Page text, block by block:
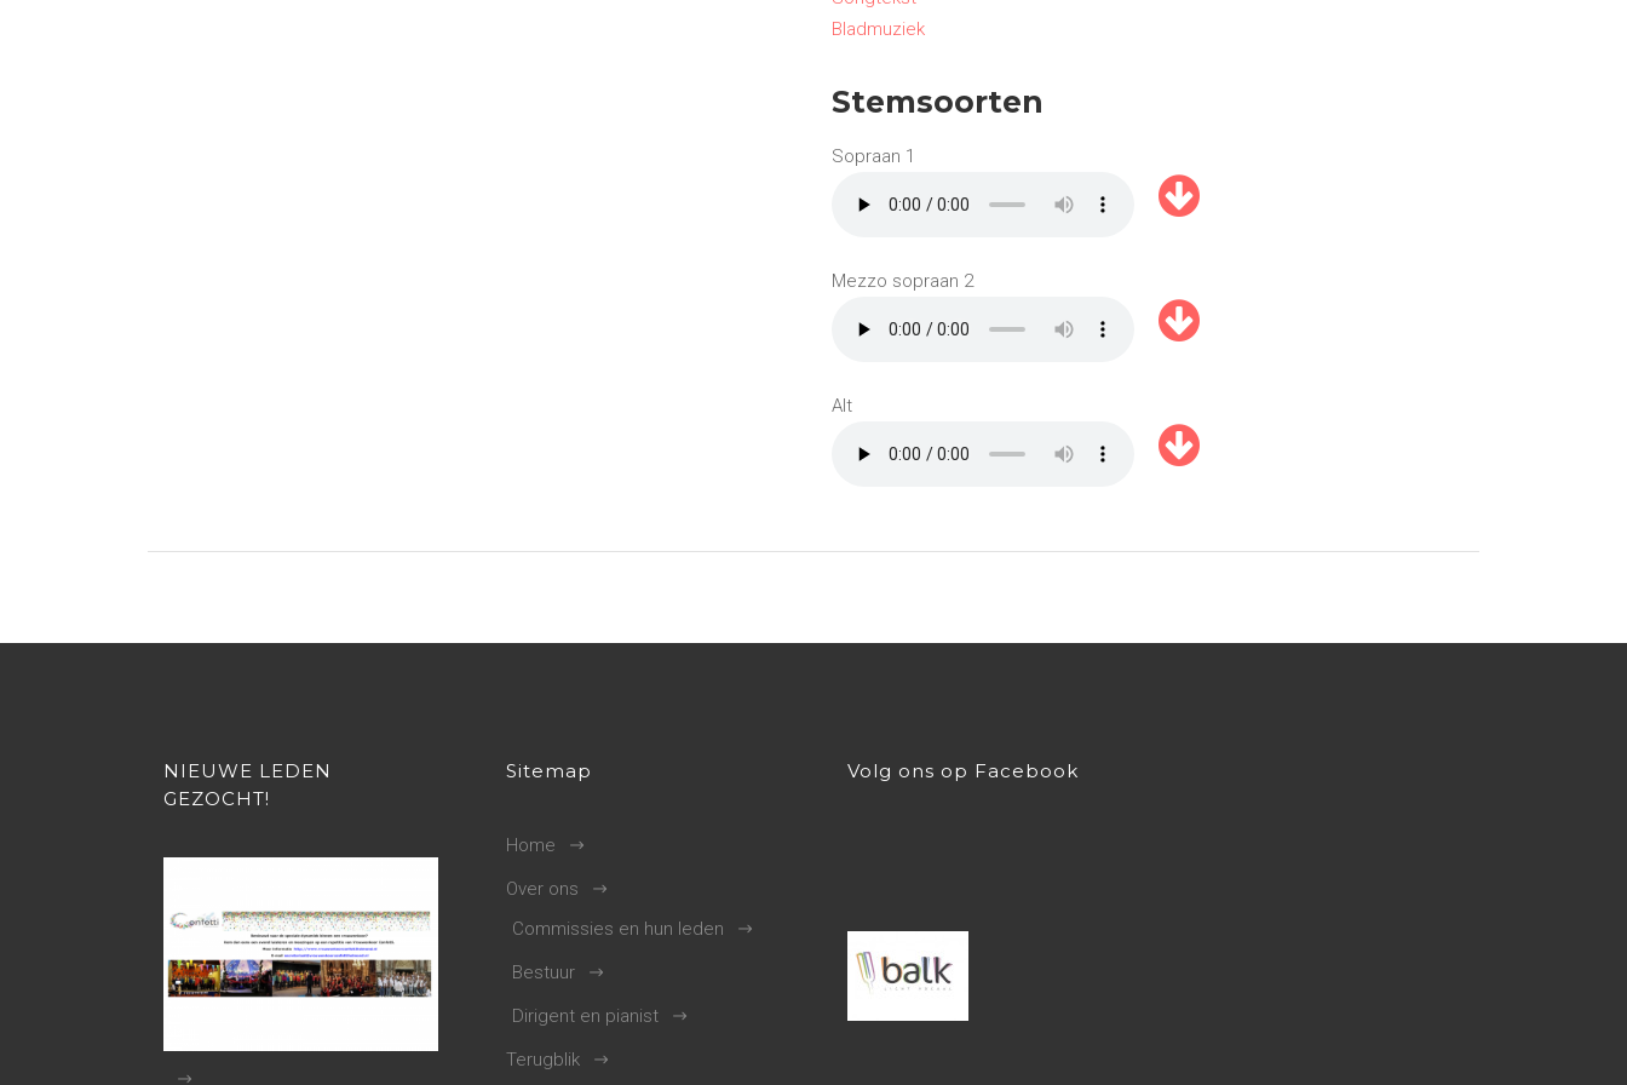
Bladmuziek
Stemsoorten
Sopraan 1
Mezzo sopraan 2
Alt
NIEUWE LEDEN
GEZOCHT!
Sitemap
Home
Over ons
Commissies en hun leden
Bestuur
Dirigent en pianist
Terugblik
Volg ons op Facebook